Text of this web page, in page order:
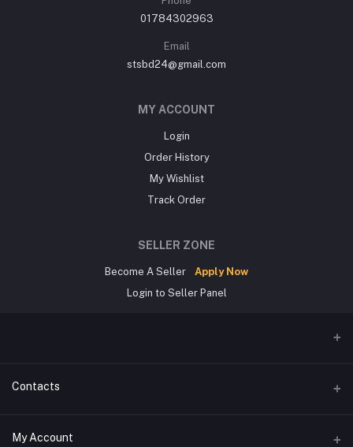
01784302963
Email
stsbd24@gmail.com
MY ACCOUNT
Login
Order History
My Wishlist
Track Order
SELLER ZONE
Become A Seller
Apply Now
Login to Seller Panel
Contacts
Address
My Account